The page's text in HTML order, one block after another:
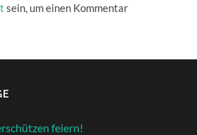
sein, um einen Kommentar
feiern!